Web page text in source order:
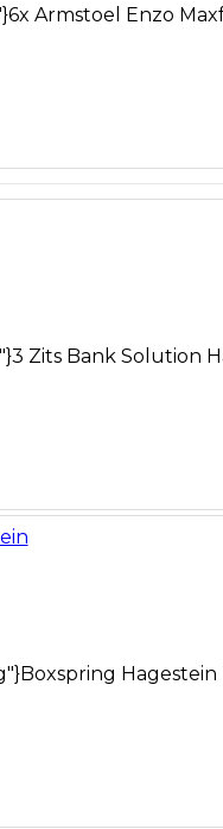
Armstoel Enzo
Zits Bank Solution